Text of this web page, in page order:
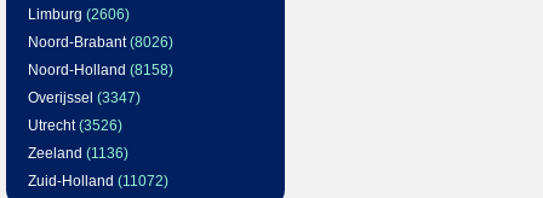
Limburg (2606)
Noord-Brabant(8026)
Noord-Holland (8158)
Overijssel (3347)
Utrecht(3526)
Zeeland (1136)
Zuid-Holland (11072)